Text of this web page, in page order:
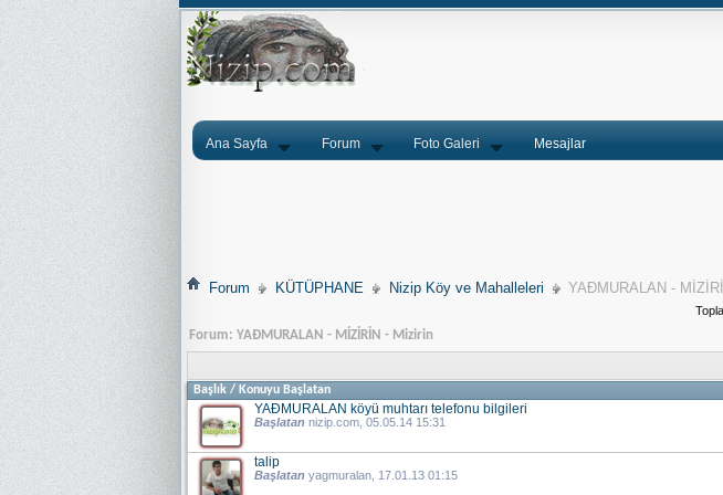
Ana Sayfa Forum Foto Galeri Mesajlar
Forum KÜTÜPHANE Nizip Köy ve Mahalleleri YAÐMURALAN -
Forum: YAÐMURALAN - MİZİRİN - Mizirin
Başlık / Konuyu Başlatan
YAÐMURALAN köyü muhtarı telefonu bilgileri
Başlatan nizip.com, 05.05.14 15:31
talip
Başlatan yagmuralan, 17.01.13 01:15